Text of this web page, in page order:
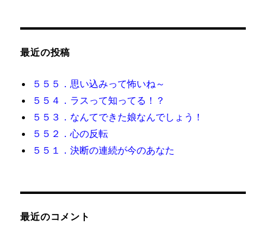
ョ
ン
最近の投稿
５５５．思い込みって怖いね～
５５４．ラスって知ってる！？
５５３．なんてできた娘なんでしょう！
５５２．心の反転
５５１．決断の連続が今のあなた
最近のコメント